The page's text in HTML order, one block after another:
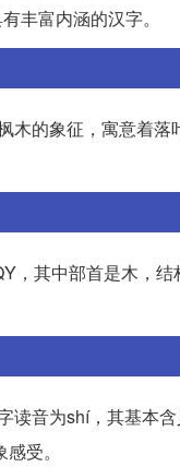
丰富内涵的汉字。
木的象征，寓意着落
，其中部首是木，
读音为shí，其基本含
受。